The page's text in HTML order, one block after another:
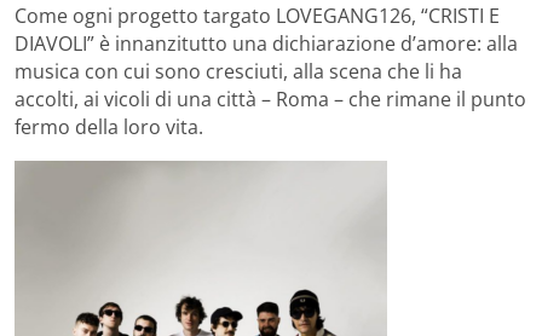
Come ogni progetto targato LOVEGANG126, “CRISTI E
DIAVOLI” è innanzitutto una dichiarazione d’amore: alla
musica con cui sono cresciuti, alla scena che li ha
accolti, ai vicoli di una città – Roma – che rimane il punto
fermo della loro vita.